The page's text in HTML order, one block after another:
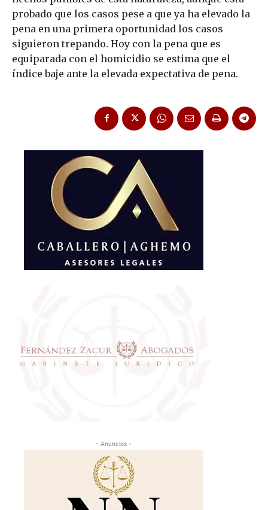
probado que los casos pese a que ya ha elevado la
pena en una primera oportunidad los casos
siguieron trepando. Hoy con la pena que es
equiparada con el homicidio se estima que el
índice baje ante la elevada expectativa de pena.
- Anuncios -